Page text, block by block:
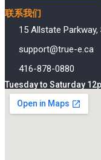
联系我们
15 Allstate Parkway,
support@true-e.ca
416-878-0880
Tuesday to Saturday